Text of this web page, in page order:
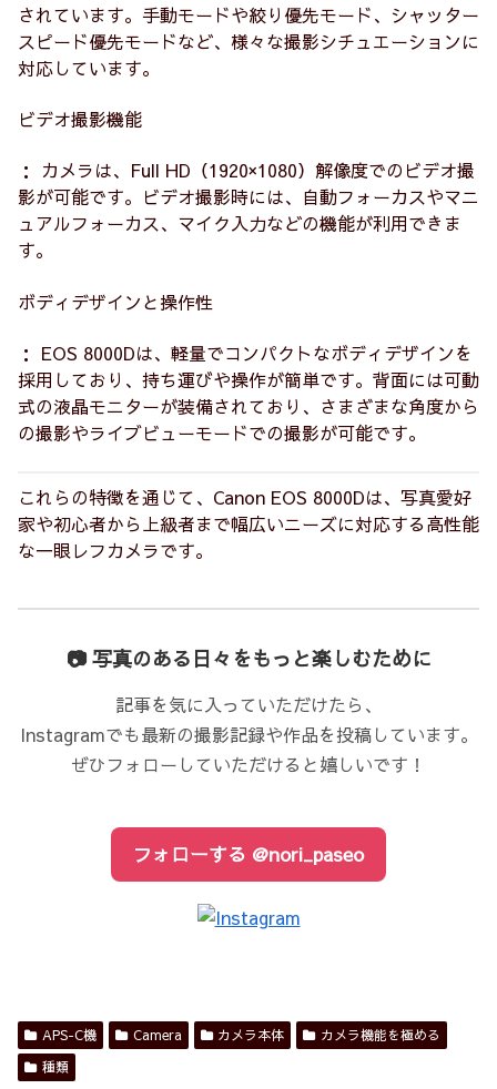
されています。手動モードや絞り優先モード、シャッター
スピード優先モードなど、様々な撮影シチュエーションに
対応しています。
ビデオ撮影機能
： カメラは、Full HD（1920×1080）解像度でのビデオ撮
影が可能です。ビデオ撮影時には、自動フォーカスやマニ
ュアルフォーカス、マイク入力などの機能が利用できま
す。
ボディデザインと操作性
： EOS 8000Dは、軽量でコンパクトなボディデザインを
採用しており、持ち運びや操作が簡単です。背面には可動
式の液晶モニターが装備されており、さまざまな角度から
の撮影やライブビューモードでの撮影が可能です。
これらの特徴を通じて、Canon EOS 8000Dは、写真愛好
家や初心者から上級者まで幅広いニーズに対応する高性能
な一眼レフカメラです。
📷 写真のある日々をもっと楽しむために
記事を気に入っていただけたら、
Instagramでも最新の撮影記録や作品を投稿しています。
ぜひフォローしていただけると嬉しいです！
フォローする @nori_paseo
APS-C機 Camera カメラ本体
カメラ機能を極める
種類